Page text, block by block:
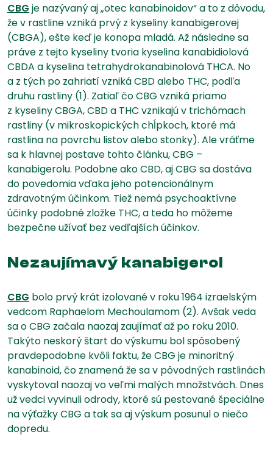
CBG je nazývaný aj „otec kanabinoidov“ a to z dôvodu,
že v rastline vzniká prvý z kyseliny kanabigerovej
(CBGA), ešte keď je konopa mladá. Až následne sa
práve z tejto kyseliny tvoria kyselina kanabidiolová
CBDA a kyselina tetrahydrokanabinolová THCA. No
a z tých po zahriatí vzniká CBD alebo THC, podľa
druhu rastliny (1). Zatiaľ čo CBG vzniká priamo
z kyseliny CBGA, CBD a THC vznikajú v trichómach
rastliny (v mikroskopických chĺpkoch, ktoré má
rastlina na povrchu listov alebo stonky). Ale vráťme
sa k hlavnej postave tohto článku, CBG –
kanabigerolu. Podobne ako CBD, aj CBG sa dostáva
do povedomia vďaka jeho potencionálnym
zdravotným účinkom. Tiež nemá psychoaktívne
účinky podobné zložke THC, a teda ho môžeme
bezpečne užívať bez vedľajších účinkov.
Nezaujímavý kanabigerol
CBG bolo prvý krát izolované v roku 1964 izraelským
vedcom Raphaelom Mechoulamom (2). Avšak veda
sa o CBG začala naozaj zaujímať až po roku 2010.
Takýto neskorý štart do výskumu bol spôsobený
pravdepodobne kvôli faktu, že CBG je minoritný
kanabinoid, čo znamená že sa v pôvodných rastlinách
vyskytoval naozaj vo veľmi malých množstvách. Dnes
už vedci vyvinuli odrody, ktoré sú pestované špeciálne
na výťažky CBG a tak sa aj výskum posunul o niečo
dopredu.